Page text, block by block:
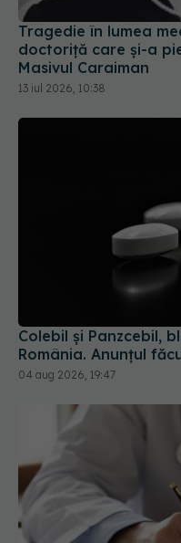
Tragedie în lumea
doctoriță care și-a
Masivul Caraiman
13 iul 2026, 10:38
Colebil și Panzcebil,
România. Anunțul
04 aug 2026, 19:47